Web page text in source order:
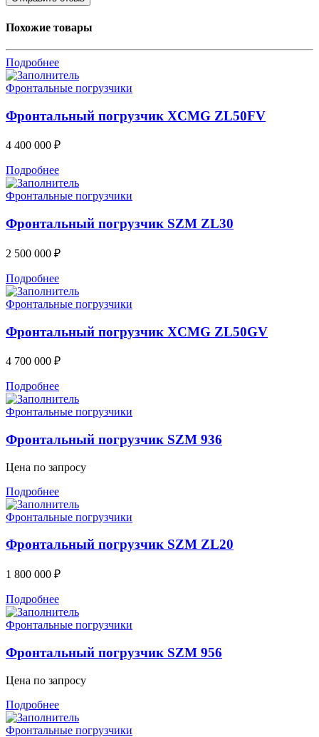
Похожие товары
Подробнее
Фронтальные погрузчики
Фронтальный погрузчик XCMG ZL50FV
4 400 000 ₽
Подробнее
Фронтальные погрузчики
Фронтальный погрузчик SZM ZL30
2 500 000 ₽
Подробнее
Фронтальные погрузчики
Фронтальный погрузчик XCMG ZL50GV
4 700 000 ₽
Подробнее
Фронтальные погрузчики
Фронтальный погрузчик SZM 936
Цена по запросу
Подробнее
Фронтальные погрузчики
Фронтальный погрузчик SZM ZL20
1 800 000 ₽
Подробнее
Фронтальные погрузчики
Фронтальный погрузчик SZM 956
Цена по запросу
Подробнее
Фронтальные погрузчики